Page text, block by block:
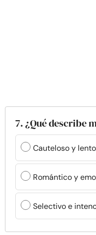
7. ¿Qué describe
Cauteloso y
Romántico y
Selectivo e